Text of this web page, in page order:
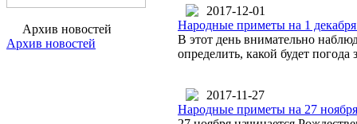
Архив новостей
Архив новостей
2017-12-01
Народные приметы на 1
В этот день внимательно
определить, какой будет погода
2017-11-27
Народные приметы на 27